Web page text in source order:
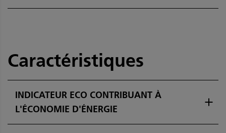
Caractéristiques
INDICATEUR ECO CONTRIBUANT À
L'ÉCONOMIE D'ÉNERGIE